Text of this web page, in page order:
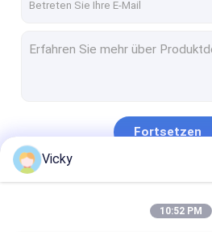
Fortsetzen
Vicky
10:52 PM